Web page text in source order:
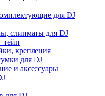
для DJ
слипматы для DJ
тейп
крепления
для DJ
и аксессуары